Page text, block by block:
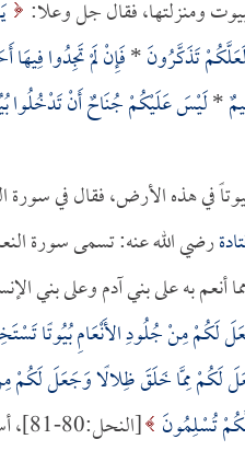
ومنزلتها، فقال جل وعلا:
تَذَكَّرُونَ*فَإِنْ لَمْ تَجِدُوا
*لَيْسَ عَلَيْكُمْ جُنَاحٌ أَنْ تَدْخُلُوا
في هذه الأرض، فقال في سورة
رضي الله عنه: تسمى سورة
به على بني آدم وعلى بني
مِنْ جُلُودِ الأَنْعَامِ بُيُوتًا
لَكُمْ مِمَّا خَلَقَ ظِلالًا وَجَعَلَ لَكُمْ
تُسْلِمُونَ